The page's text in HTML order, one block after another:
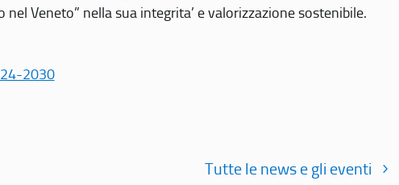
Veneto” nella sua integrita’ e valorizzazione sostenibile.
2030
Tutte le news e gli eventi